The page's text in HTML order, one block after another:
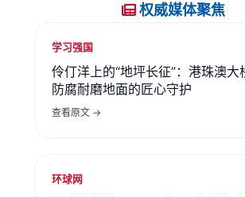
权威媒体聚焦
学习强国
伶仃洋上的“地坪长征”：港珠澳大
防腐耐磨地面的匠心守护
查看原文 →
环球网